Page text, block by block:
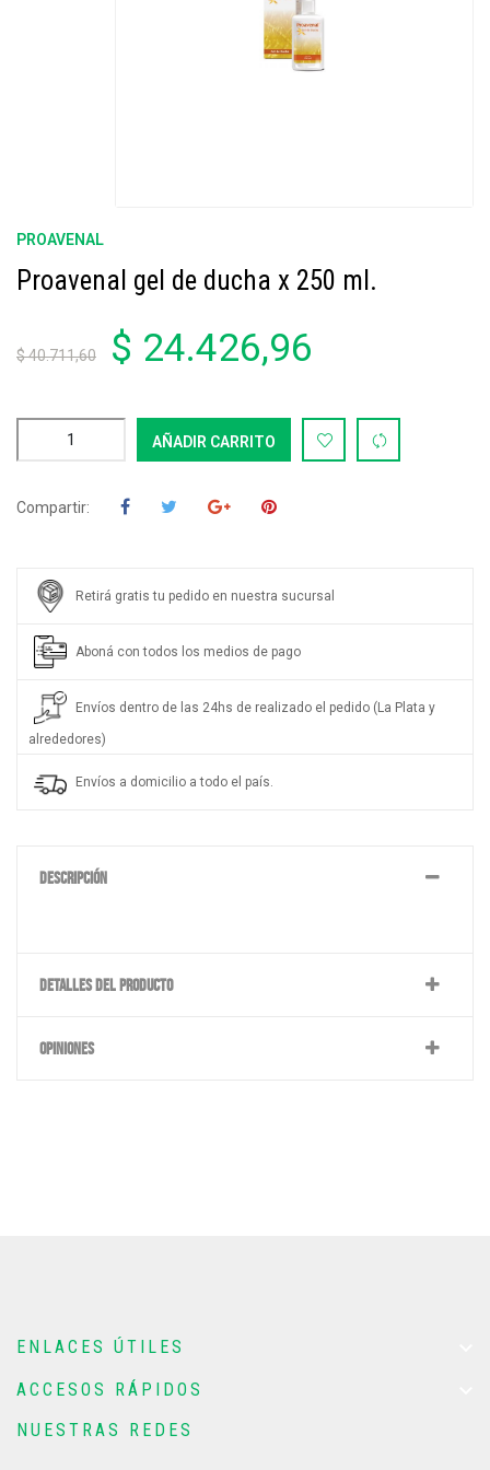
PROAVENAL
Proavenal gel de ducha x 250 ml.
$ 40.711,60 $ 24.426,96
AÑADIR CARRITO
Compartir:
Retirá gratis tu pedido en nuestra sucursal
Aboná con todos los medios de pago
Envíos dentro de las 24hs de realizado el pedido (La Plata y
alrededores)
Envíos a domicilio a todo el país.
DESCRIPCIÓN
DETALLES DEL PRODUCTO
OPINIONES
ENLACES ÚTILES
ACCESOS RÁPIDOS
NUESTRAS REDES